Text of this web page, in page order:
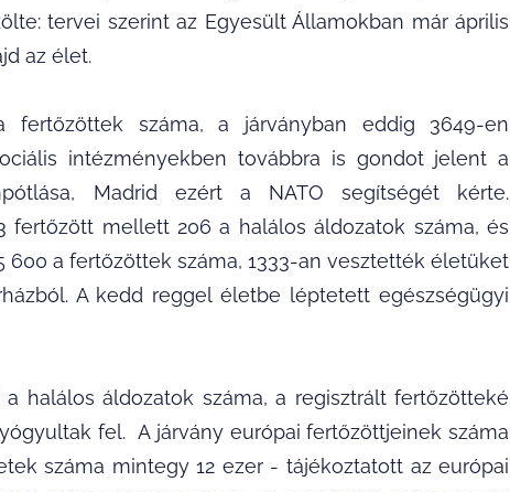
tervei szerint az Egyesült Államokban már április
az élet.
fertőzöttek száma, a járványban eddig 3649-en
intézményekben továbbra is gondot jelent a
Madrid ezért a NATO segítségét kérte.
fertőzött mellett 206 a halálos áldozatok száma, és
600 a fertőzöttek száma, 1333-an vesztették életüket
A kedd reggel életbe léptetett egészségügyi
halálos áldozatok száma, a regisztrált fertőzötteké
fel. A járvány európai fertőzöttjeinek száma
száma mintegy 12 ezer - tájékoztatott az európai